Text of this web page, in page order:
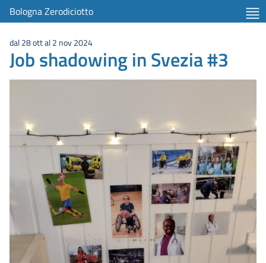
item 1 of 2
Bologna Zerodiciotto
dal 28 ott al 2 nov 2024
Job shadowing in Svezia #3